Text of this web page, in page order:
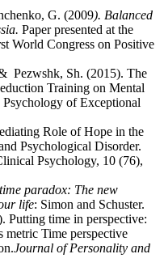
G. (2009). Balanced
Paper presented at the
World Congress on Positive
Pezwshk, Sh. (2015). The
Training on Mental
of Exceptional
Role of Hope in the
Psychological Disorder.
Psychology, 10 (76),
paradox: The new
life: Simon and Schuster.
Putting time in perspective:
Time perspective
Journal of Personality and